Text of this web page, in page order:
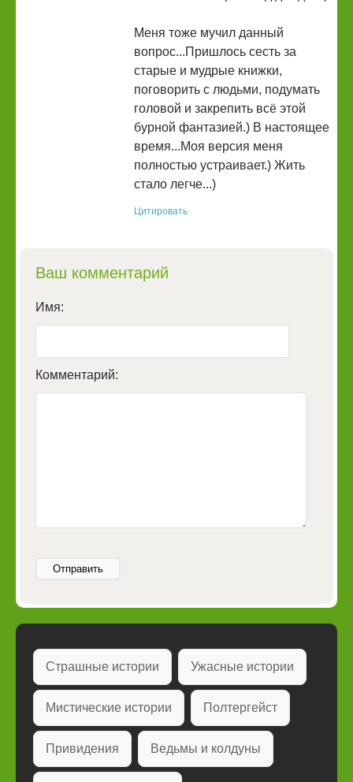
Меня тоже мучил данный
вопрос...Пришлось сесть за
старые и мудрые книжки,
поговорить с людьми, подумать
головой и закрепить всё этой
бурной фантазией.) В настоящее
время...Моя версия меня
полностью устраивает.) Жить
стало легче...)
Цитировать
Ваш комментарий
Имя:
Комментарий:
Отправить
Страшные истории Ужасные истории
Мистические истории Полтергейст
Привидения Ведьмы и колдуны